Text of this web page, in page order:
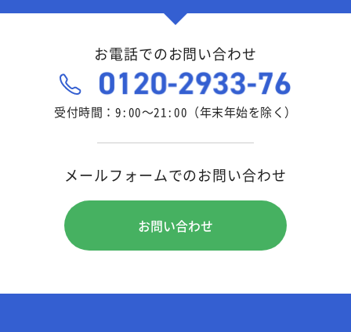
お電話でのお問い合わせ
受付時間：9:00～21:00（年末年始を除く）
メールフォームでのお問い合わせ
お問い合わせ